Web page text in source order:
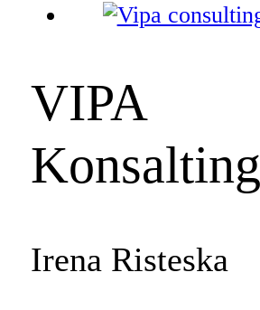
VIPA
Konsalting
Irena Risteska